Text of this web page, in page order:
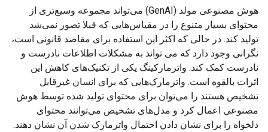
هوش مصنوعی مولد (GenAI) می‌تواند مجموعه وسیع‌تری از
محتوای بسیار متنوع را در مقیاس‌هایی که قبلا تصور نمی‌شد
تولید کند. در حالی که اکثر این استفاده برای مقاصد قانونی است،
نگرانی وجود دارد که می تواند به مشکلات اطلاعات نادرست و
نادرست کمک کند. واترمارکینگ یکی از تکنیک‌های کاهش این
اثرات بالقوه است. واترمارک‌هایی که برای انسان غیرقابل
تشخیص هستند را می‌توان برای محتوای تولید شده توسط هوش
مصنوعی اعمال کرد و مدل‌های تشخیص می‌توانند محتوای
دلخواه را برای نشان دادن احتمال واترمارک شدن آن نشان دهند.